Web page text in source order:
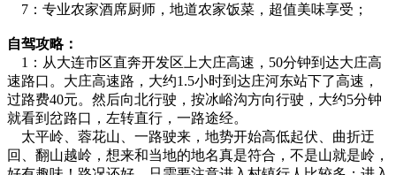
7：专业农家酒席厨师，地道农家饭菜，超值美味享受；
自驾攻略：
1：从大连市区直奔开发区上大庄高速，50分钟到达大庄高
速路口。大庄高速路，大约1.5小时到达庄河东站下了高速，
过路费40元。然后向北行驶，按冰峪沟方向行驶，大约5分钟
就看到岔路口，左转直行，一路途经。
太平岭、蓉花山、一路驶来，地势开始高低起伏、曲折迂
回、翻山越岭，想来和当地的地名真是符合，不是山就是岭，